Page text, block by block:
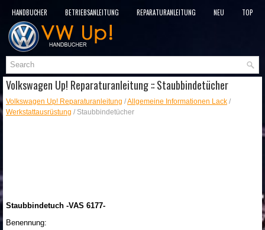
HANDBÜCHER BETRIEBSANLEITUNG REPARATURANLEITUNG NEU
TOP
SITEMAP
Volkswagen Up! Reparaturanleitung :: Staubbindetücher
Volkswagen Up! Reparaturanleitung /Allgemeine Informationen Lack /
Werkstattausrüstung / Staubbindetücher
Staubbindetuch -VAS 6177-
Benennung: